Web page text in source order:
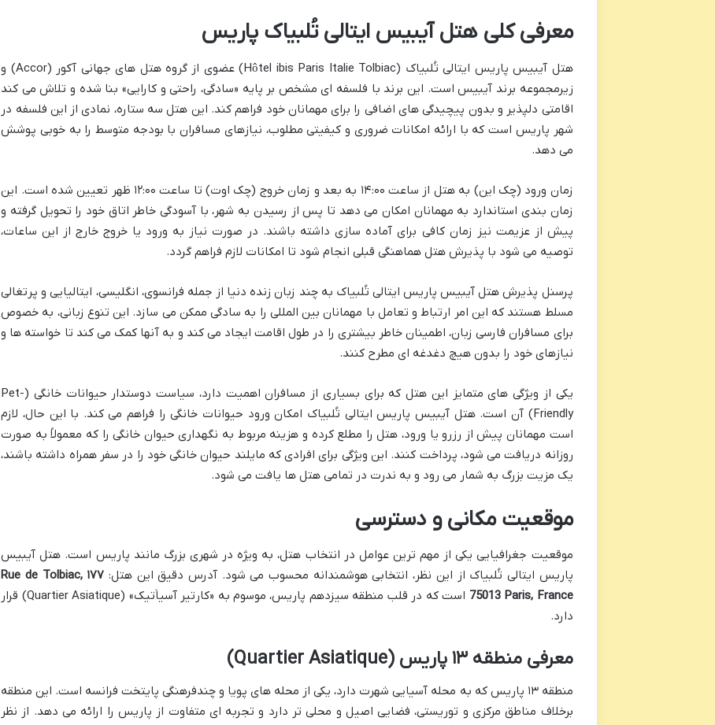
معرفی کلی هتل آیبیس ایتالی تُلبیاک پاریس
هتل آیبیس پاریس ایتالی تُلبیاک (Hôtel ibis Paris Italie Tolbiac) عضوی از گروه هتل های جهانی آکور (Accor) و
زیرمجموعه برند آیبیس است. این برند با فلسفه ای مشخص بر پایه «سادگی، راحتی و کارایی» بنا شده و تلاش می کند
اقامتی دلپذیر و بدون پیچیدگی های اضافی را برای مهمانان خود فراهم کند. این هتل سه ستاره، نمادی از این فلسفه در
شهر پاریس است که با ارائه امکانات ضروری و کیفیتی مطلوب، نیازهای مسافران با بودجه متوسط را به خوبی پوشش
می دهد.
زمان ورود (چک این) به هتل از ساعت ۱۴:۰۰ به بعد و زمان خروج (چک اوت) تا ساعت ۱۲:۰۰ ظهر تعیین شده است. این
زمان بندی استاندارد به مهمانان امکان می دهد تا پس از رسیدن به شهر، با آسودگی خاطر اتاق خود را تحویل گرفته و
پیش از عزیمت نیز زمان کافی برای آماده سازی داشته باشند. در صورت نیاز به ورود یا خروج خارج از این ساعات،
توصیه می شود با پذیرش هتل هماهنگی قبلی انجام شود تا امکانات لازم فراهم گردد.
پرسنل پذیرش هتل آیبیس پاریس ایتالی تُلبیاک به چند زبان زنده دنیا از جمله فرانسوی، انگلیسی، ایتالیایی و پرتغالی
مسلط هستند که این امر ارتباط و تعامل با مهمانان بین المللی را به سادگی ممکن می سازد. این تنوع زبانی، به خصوص
برای مسافران فارسی زبان، اطمینان خاطر بیشتری را در طول اقامت ایجاد می کند و به آنها کمک می کند تا خواسته ها و
نیازهای خود را بدون هیچ دغدغه ای مطرح کنند.
یکی از ویژگی های متمایز این هتل که برای بسیاری از مسافران اهمیت دارد، سیاست دوستدار حیوانات خانگی (Pet-
Friendly) آن است. هتل آیبیس پاریس ایتالی تُلبیاک امکان ورود حیوانات خانگی را فراهم می کند. با این حال، لازم
است مهمانان پیش از رزرو یا ورود، هتل را مطلع کرده و هزینه مربوط به نگهداری حیوان خانگی را که معمولاً به صورت
روزانه دریافت می شود، پرداخت کنند. این ویژگی برای افرادی که مایلند حیوان خانگی خود را در سفر همراه داشته باشند،
یک مزیت بزرگ به شمار می رود و به ندرت در تمامی هتل ها یافت می شود.
موقعیت مکانی و دسترسی
موقعیت جغرافیایی یکی از مهم ترین عوامل در انتخاب هتل، به ویژه در شهری بزرگ مانند پاریس است. هتل آیبیس
پاریس ایتالی تُلبیاک از این نظر، انتخابی هوشمندانه محسوب می شود. آدرس دقیق این هتل:
۱۷۷ Rue de Tolbiac,
75013 Paris, France
است که در قلب منطقه سیزدهم پاریس، موسوم به «کارتیر آسیاَتیک» (Quartier Asiatique) قرار
دارد.
معرفی منطقه ۱۳ پاریس (Quartier Asiatique)
منطقه ۱۳ پاریس که به محله آسیایی شهرت دارد، یکی از محله های پویا و چندفرهنگی پایتخت فرانسه است. این منطقه
برخلاف مناطق مرکزی و توریستی، فضایی اصیل و محلی تر دارد و تجربه ای متفاوت از پاریس را ارائه می دهد. از نظر